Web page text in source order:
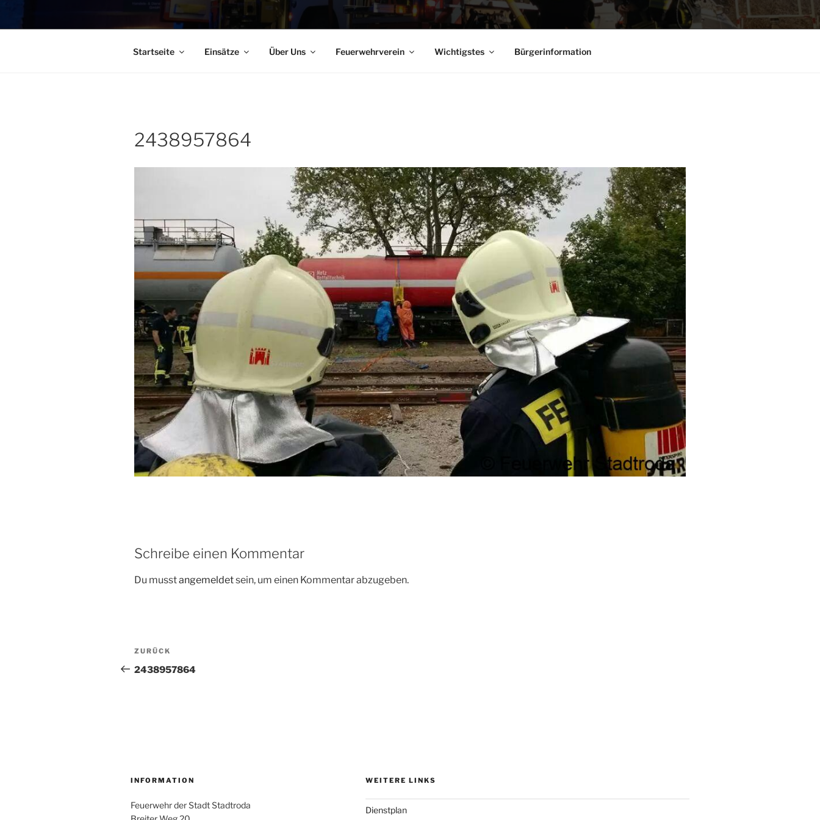
Startseite Einsätze Über Uns Feuerwehrverein Wichtigstes Bürgerinformation
2438957864
Schreibe einen Kommentar
Du musstangemeldetsein, um einen Kommentar abzugeben.
Beitragsnavigation
Vorheriger
Beitrag
ZURÜCK
2438957864
INFORMATION
Feuerwehr der Stadt Stadtroda
WEITERE LINKS
Dienstplan